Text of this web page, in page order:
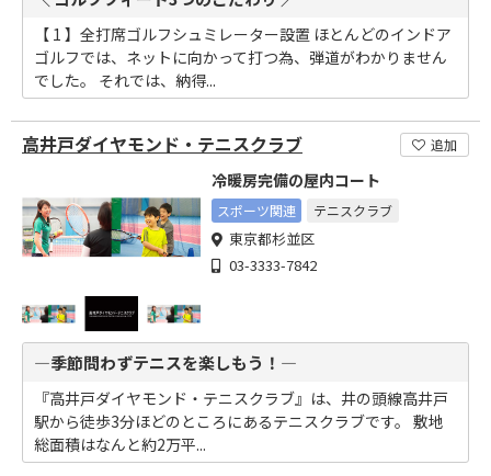
【 1 】全打席ゴルフシュミレーター設置 ほとんどのインドア
ゴルフでは、ネットに向かって打つ為、弾道がわかりません
でした。 それでは、納得...
高井戸ダイヤモンド・テニスクラブ 追加
冷暖房完備の屋内コート
スポーツ関連 テニスクラブ
東京都杉並区
03-3333-7842
―季節問わずテニスを楽しもう！―
『高井戸ダイヤモンド・テニスクラブ』は、井の頭線高井戸
駅から徒歩3分ほどのところにあるテニスクラブです。 敷地
総面積はなんと約2万平...